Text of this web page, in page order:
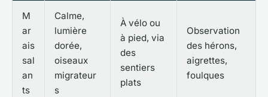
M
ar
ais
sal
an
ts
Calme,
lumière
dorée,
oiseaux
migrateur
s
À vélo ou
à pied, via
des
sentiers
plats
Observation
des hérons,
aigrettes,
foulques